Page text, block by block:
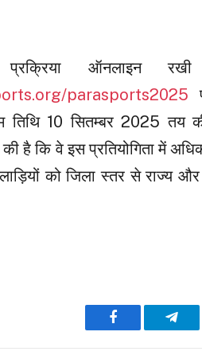
ऑनलाइन
parasports2025
तिथि 10 सितम्बर 2025 तय
की है कि वे इस प्रतियोगिता में
को जिला स्तर से राज्य
Facebook